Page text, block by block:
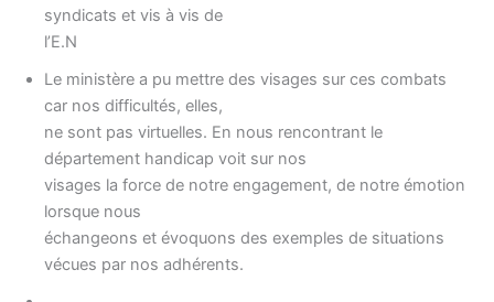
syndicats et vis à vis de
l’E.N
Le ministère a pu mettre des visages sur ces combats
car nos difficultés, elles,
ne sont pas virtuelles. En nous rencontrant le
département handicap voit sur nos
visages la force de notre engagement, de notre émotion
lorsque nous
échangeons et évoquons des exemples de situations
vécues par nos adhérents.